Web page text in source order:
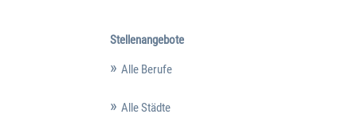
Stellenangebote
Alle Berufe
Alle Städte